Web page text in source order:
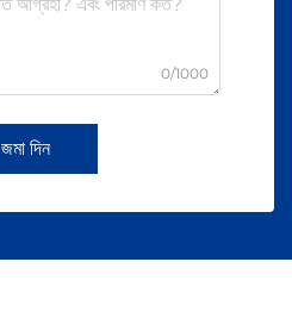
0/1000
জমা দিন